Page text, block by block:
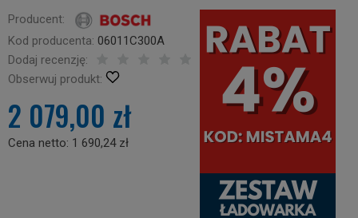
Producent:
Kod producenta: 06011C300A
Dodaj recenzję:
Obserwuj produkt:
2 079,00 zł
Cena netto: 1 690,24 zł